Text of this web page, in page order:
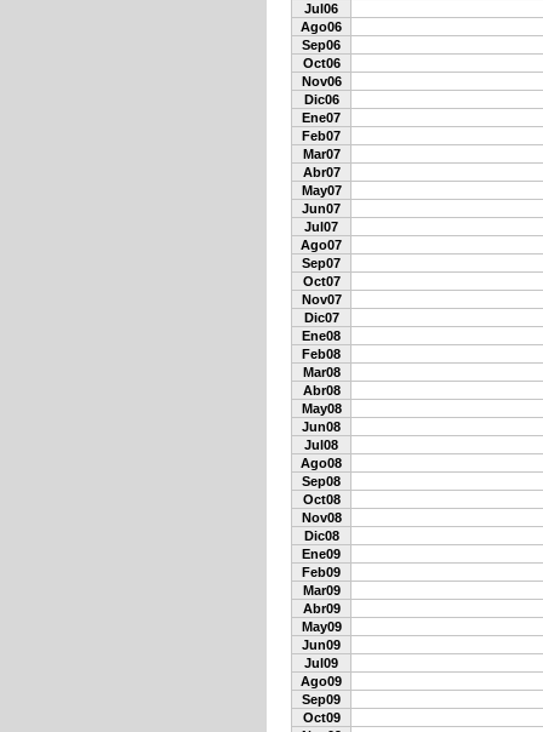
Jul06
Ago06
Sep06
Oct06
Nov06
Dic06
Ene07
Feb07
Mar07
Abr07
May07
Jun07
Jul07
Ago07
Sep07
Oct07
Nov07
Dic07
Ene08
Feb08
Mar08
Abr08
May08
Jun08
Jul08
Ago08
Sep08
Oct08
Nov08
Dic08
Ene09
Feb09
Mar09
Abr09
May09
Jun09
Jul09
Ago09
Sep09
Oct09